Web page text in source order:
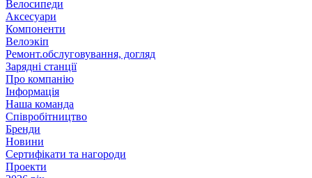
Велосипеди
Аксесуари
Компоненти
Велоэкіп
Ремонт.обслуговування, догляд
Зарядні станції
Про компанію
Інформація
Наша команда
Співробітництво
Бренди
Новини
Сертифікати та нагороди
Проекти